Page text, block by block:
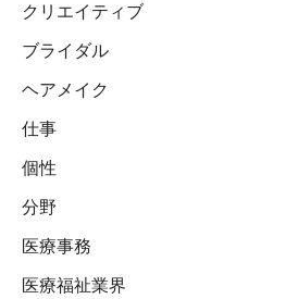
クリエイティブ
ブライダル
ヘアメイク
仕事
個性
分野
医療事務
医療福祉業界